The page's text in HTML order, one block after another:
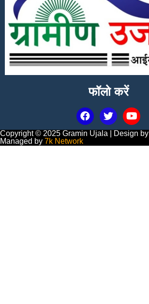
फॉलो करें
Copyright © 2025 Gramin Ujala | Design by
Managed by 7k Network